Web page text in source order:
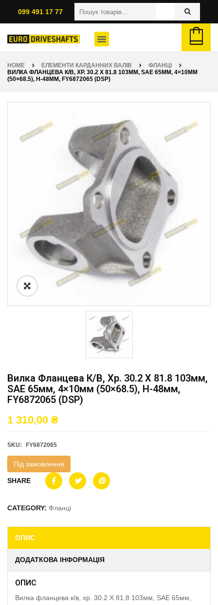
099 491 17 77
HOME ЕЛЕМЕНТИ КАРДАННИХ ВАЛІВ
ФЛАНЦІ
ВИЛКА ФЛАНЦЕВА К/В, ХР. 30.2 X 81.8 103ММ, SAE 65ММ, 4×10ММ
(50×68.5), H-48ММ, FY6872065 (DSP)
Вилка Фланцева К/в, Хр. 30.2 X 81.8 103мм,
SAE 65мм, 4×10мм (50×68.5), H-48мм,
FY6872065 (DSP)
1 310,00 ₴
SKU: FY6872065
Під замовлення
SHARE
CATEGORY: Фланці
ОПИС
ДОДАТКОВА ІНФОРМАЦІЯ
ОПИС
Вилка фланцева к/в, хр. 30.2 X 81.8 103мм, SAE 65мм,